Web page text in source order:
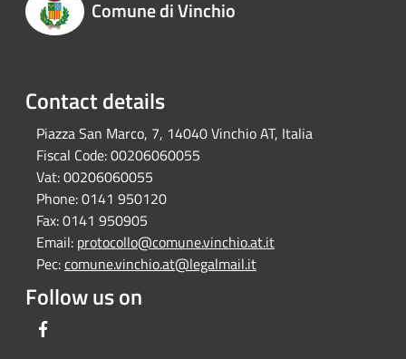
Comune di Vinchio
Contact details
Piazza San Marco, 7, 14040 Vinchio AT, Italia
Fiscal Code:00206060055
Vat:00206060055
Phone:0141 950120
Fax:0141 950905
Email: protocollo@comune.vinchio.at.it
Pec:comune.vinchio.at@legalmail.it
Follow us on